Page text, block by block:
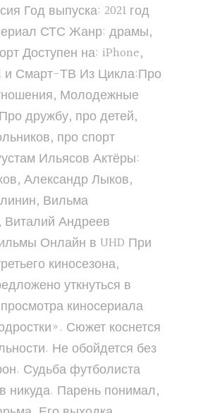
Год выпуска: 2021 год
СТС Жанр: драмы,
Доступен на: iPhone,
и Смарт-ТВ Из Цикла:Про
Молодежные
дружбу, про детей,
про спорт
Ильясов Актёры:
Александр Лыков,
Вильма
Виталий Андреев
Онлайн в UHD При
киносезона,
уткнуться в
киносериала
Сюжет коснется
Не обойдется без
Судьба футболиста
никуда. Парень понимал,